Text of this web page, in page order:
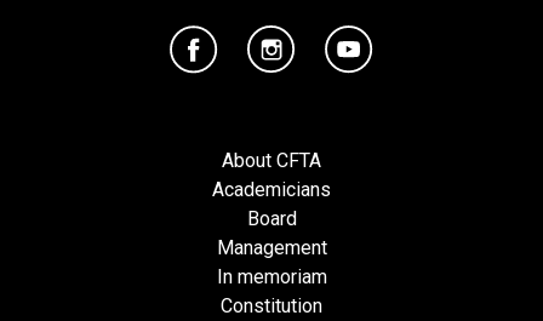
About CFTA
Academicians
Board
Management
In memoriam
Constitution